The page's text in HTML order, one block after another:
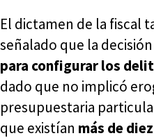
El dictamen de la fiscal
señalado que la decisión
para configurar los
dado que no implicó
presupuestaria
que existían más de